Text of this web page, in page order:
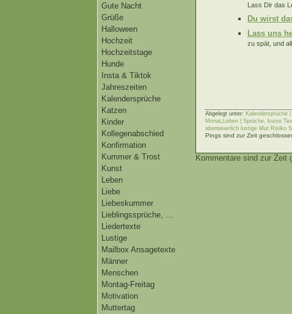
Gute Nacht
Grüße
Halloween
Hochzeit
Hochzeitstage
Hunde
Insta & Tiktok
Jahreszeiten
Kalendersprüche
Katzen
Kinder
Kollegenabschied
Konfirmation
Kummer & Trost
Kunst
Leben
Liebe
Liebeskummer
Lieblingssprüche, …
Liedertexte
Lustige
Mailbox Ansagetexte
Männer
Menschen
Montag-Freitag
Motivation
Muttertag
Lass Dir das
Du wirst
Lass uns
zu spät, und
Abgelegt unter: Kalendersprüche
Monat, Leben | Sprüche, kurze
abenteuerlich lustige Mut Risiko
Pings sind zur Zeit
Kommentare sind zur Zeit